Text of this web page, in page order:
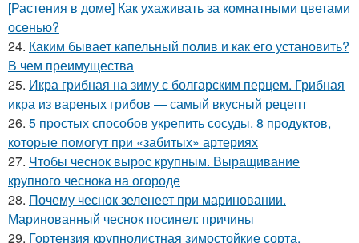
[Растения в доме] Как ухаживать за комнатными цветами
осенью?
24. Каким бывает капельный полив и как его установить?
В чем преимущества
25. Икра грибная на зиму с болгарским перцем. Грибная
икра из вареных грибов — самый вкусный рецепт
26. 5 простых способов укрепить сосуды. 8 продуктов,
которые помогут при «забитых» артериях
27. Чтобы чеснок вырос крупным. Выращивание
крупного чеснока на огороде
28. Почему чеснок зеленеет при мариновании.
Маринованный чеснок посинел: причины
29. Гортензия крупнолистная зимостойкие сорта.